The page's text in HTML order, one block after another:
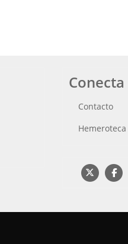
Conecta
Contacto
Hemeroteca